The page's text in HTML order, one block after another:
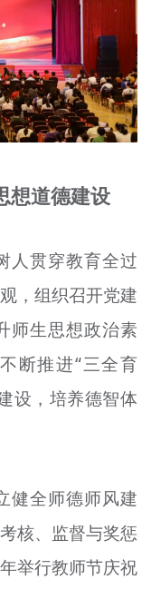
想道德建设
人贯穿教育全过
，组织召开党建
师生思想政治素
断推进“三全育
设，培养德智体
健全师德师风建
核、监督与奖惩
举行教师节庆祝